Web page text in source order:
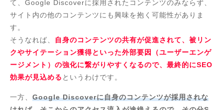
て、Google Discoverに採用されたコンテンツのみならず、
サイト内の他のコンテンツにも興味を抱く可能性がありま
す。
そうなれば、
自身のコンテンツの共有が促進されて、被リン
クやサイテーション獲得といった外部要因（ユーザーエンゲ
ージメント）の強化に繋がりやすくなるので、最終的にSEO
効果が見込める というわけです。
一方、 Google Discoverに自身のコンテンツが採用されな